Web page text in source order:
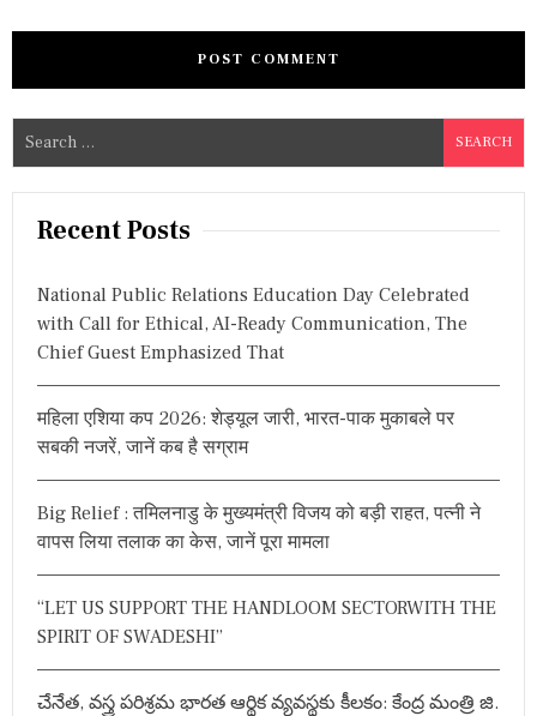
a
Recent Posts
National Public Relations Education Day Celebrated
with Call for Ethical, AI-Ready Communication, The
Chief Guest Emphasized That
महिला एशिया कप 2026: शेड्यूल जारी, भारत-पाक मुकाबले पर
सबकी नजरें, जानें कब है सग्राम
Big Relief : तमिलनाडु के मुख्यमंत्री विजय को बड़ी राहत, पत्नी ने
वापस लिया तलाक का केस, जानें पूरा मामला
“LET US SUPPORT THE HANDLOOM SECTORWITH THE
SPIRIT OF SWADESHI”
చేనేత, వస్త్ర పరిశ్రమ భారత ఆర్థిక వ్యవస్థకు కీలకం: కేంద్ర మంత్రి జి.